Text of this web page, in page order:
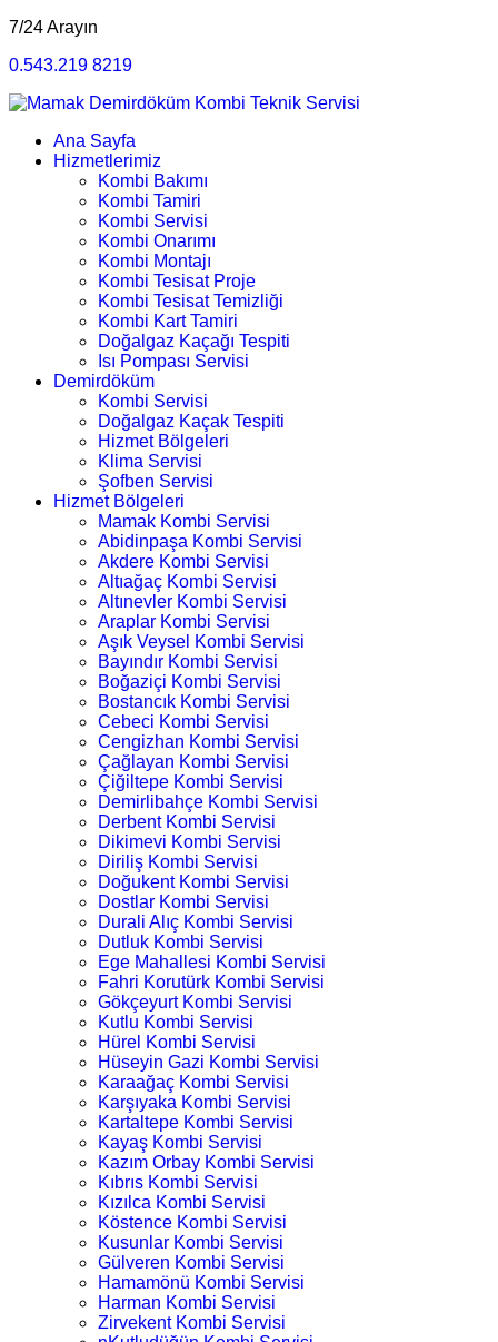
7/24 Arayın
0.543.219 8219
Ana Sayfa
Hizmetlerimiz
Kombi Bakımı
Kombi Tamiri
Kombi Servisi
Kombi Onarımı
Kombi Montajı
Kombi Tesisat Proje
Kombi Tesisat Temizliği
Kombi Kart Tamiri
Doğalgaz Kaçağı Tespiti
Isı Pompası Servisi
Demirdöküm
Kombi Servisi
Doğalgaz Kaçak Tespiti
Hizmet Bölgeleri
Klima Servisi
Şofben Servisi
Hizmet Bölgeleri
Mamak Kombi Servisi
Abidinpaşa Kombi Servisi
Akdere Kombi Servisi
Altıağaç Kombi Servisi
Altınevler Kombi Servisi
Araplar Kombi Servisi
Aşık Veysel Kombi Servisi
Bayındır Kombi Servisi
Boğaziçi Kombi Servisi
Bostancık Kombi Servisi
Cebeci Kombi Servisi
Cengizhan Kombi Servisi
Çağlayan Kombi Servisi
Çiğiltepe Kombi Servisi
Demirlibahçe Kombi Servisi
Derbent Kombi Servisi
Dikimevi Kombi Servisi
Diriliş Kombi Servisi
Doğukent Kombi Servisi
Dostlar Kombi Servisi
Durali Alıç Kombi Servisi
Dutluk Kombi Servisi
Ege Mahallesi Kombi Servisi
Fahri Korutürk Kombi Servisi
Gökçeyurt Kombi Servisi
Kutlu Kombi Servisi
Hürel Kombi Servisi
Hüseyin Gazi Kombi Servisi
Karaağaç Kombi Servisi
Karşıyaka Kombi Servisi
Kartaltepe Kombi Servisi
Kayaş Kombi Servisi
Kazım Orbay Kombi Servisi
Kıbrıs Kombi Servisi
Kızılca Kombi Servisi
Köstence Kombi Servisi
Kusunlar Kombi Servisi
Gülveren Kombi Servisi
Hamamönü Kombi Servisi
Harman Kombi Servisi
Zirvekent Kombi Servisi